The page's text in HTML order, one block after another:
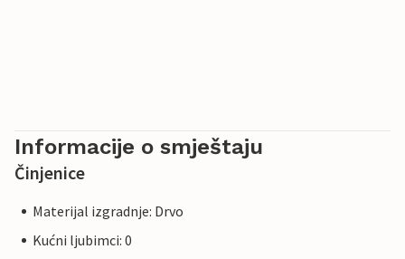
Informacije o smještaju
Činjenice
Materijal izgradnje: Drvo
Kućni ljubimci: 0